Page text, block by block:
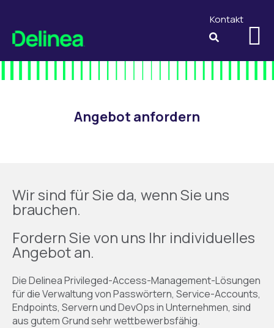
Kontakt
Angebot anfordern
Wir sind für Sie da, wenn Sie uns
brauchen.
Fordern Sie von uns Ihr individuelles
Angebot an.
Die Delinea Privileged-Access-Management-Lösungen
für die Verwaltung von Passwörtern, Service-Accounts,
Endpoints, Servern und DevOps in Unternehmen, sind
aus gutem Grund sehr wettbewerbsfähig.